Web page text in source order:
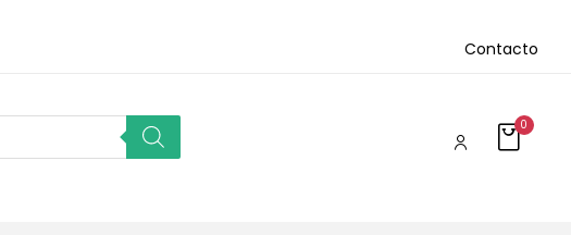
Contacto
0